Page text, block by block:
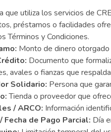
que utiliza los servicios de
préstamos o facilidades
Términos y Condiciones.
Monto de dinero
Documento que
avales o fianzas que
Solidario: Persona que
Tienda o proveedor que
/ ARCO: Información
Fecha de Pago Parcial: Día